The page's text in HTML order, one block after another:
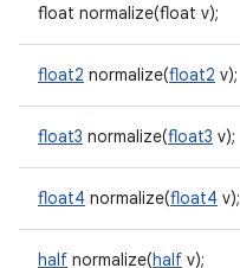
float normalize(float v);
float2 normalize(float2 v);
float3 normalize(float3 v);
float4 normalize(float4 v);
half normalize(half v);